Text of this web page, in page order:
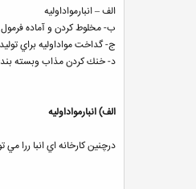
الف – انبارمواداوليه
ب- مخلوط كردن و آماده
ج- گداخت مواداوليه براي
د- خنك كردن مذاب وبسته
الف) انبارمواداوليه
درچنين كارخانه اي انبا ررا